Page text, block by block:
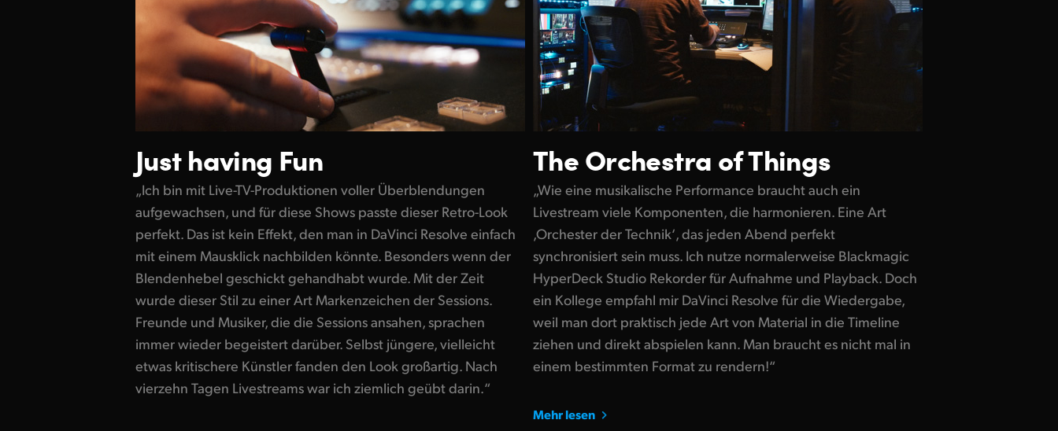
Just having Fun
„Ich bin mit Live-TV-Produktionen voller Überblendungen
aufgewachsen, und für diese Shows passte dieser Retro-Look
perfekt. Das ist kein Effekt, den man in DaVinci Resolve einfach
mit einem Mausklick nachbilden könnte. Besonders wenn der
Blendenhebel geschickt gehandhabt wurde. Mit der Zeit
wurde dieser Stil zu einer Art Markenzeichen der Sessions.
Freunde und Musiker, die die Sessions ansahen, sprachen
immer wieder begeistert darüber. Selbst jüngere, vielleicht
etwas kritischere Künstler fanden den Look großartig. Nach
vierzehn Tagen Livestreams war ich ziemlich geübt darin.“
The Orchestra of Things
„Wie eine musikalische Performance braucht auch ein
Livestream viele Komponenten, die harmonieren. Eine Art
‚Orchester der Technik‘, das jeden Abend perfekt
synchronisiert sein muss. Ich nutze normalerweise Blackmagic
HyperDeck Studio Rekorder für Aufnahme und Playback. Doch
ein Kollege empfahl mir DaVinci Resolve für die Wiedergabe,
weil man dort praktisch jede Art von Material in die Timeline
ziehen und direkt abspielen kann. Man braucht es nicht mal in
einem bestimmten Format zu rendern!“
Mehr lesen